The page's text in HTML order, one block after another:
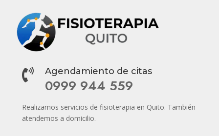
 Agendamiento de citas
0999 944 559
Realizamos servicios de fisioterapia en Quito. También
atendemos a domicilio.